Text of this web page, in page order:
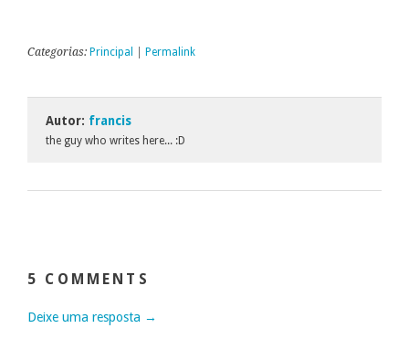
Categorias: Principal Permalink
Autor: francis
the guy who writes here... :D
5 COMMENTS
Deixe uma resposta →